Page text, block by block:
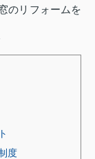
のリフォームを
度